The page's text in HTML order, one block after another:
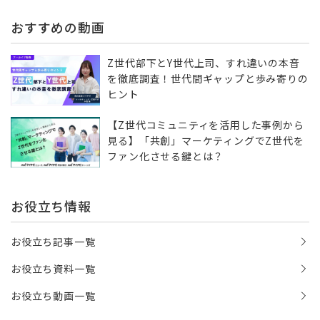
おすすめの動画
Z世代部下とY世代上司、すれ違いの本音
を徹底調査！世代間ギャップと歩み寄りの
ヒント
【Z世代コミュニティを活用した事例から
見る】「共創」マーケティングでZ世代を
ファン化させる鍵とは？
お役立ち情報
お役立ち記事一覧
お役立ち資料一覧
お役立ち動画一覧